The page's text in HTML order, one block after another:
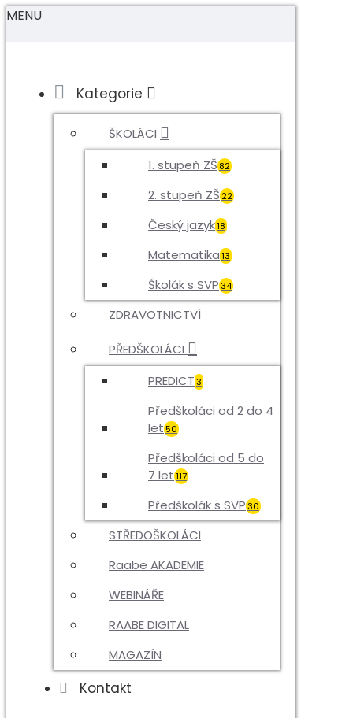
MENU
Kategorie
ŠKOLÁCI
1. stupeň ZŠ 82
2. stupeň ZŠ 22
Český jazyk18
Matematika13
Školák s SVP34
ZDRAVOTNICTVÍ
PŘEDŠKOLÁCI
PREDICT3
Předškoláci od 2 do 4
let50
Předškoláci od 5 do
7 let117
Předškolák s SVP30
STŘEDOŠKOLÁCI
Raabe AKADEMIE
WEBINÁŘE
RAABE DIGITAL
MAGAZÍN
Kontakt